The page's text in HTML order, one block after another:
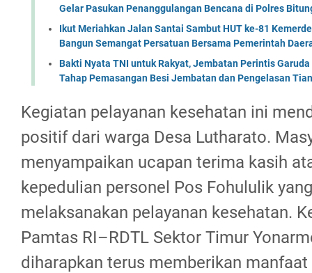
Gelar Pasukan Penanggulangan Bencana di Polres
Ikut Meriahkan Jalan Santai Sambut HUT ke-81
Bangun Semangat Persatuan Bersama Pemerintah
Bakti Nyata TNI untuk Rakyat, Jembatan Perintis
Tahap Pemasangan Besi Jembatan dan Pengelasan
Kegiatan pelayanan kesehatan ini
positif dari warga Desa Lutharato.
menyampaikan ucapan terima kasih
kepedulian personel Pos Fohululik
melaksanakan pelayanan kesehatan.
Pamtas RI–RDTL Sektor Timur
diharapkan terus memberikan